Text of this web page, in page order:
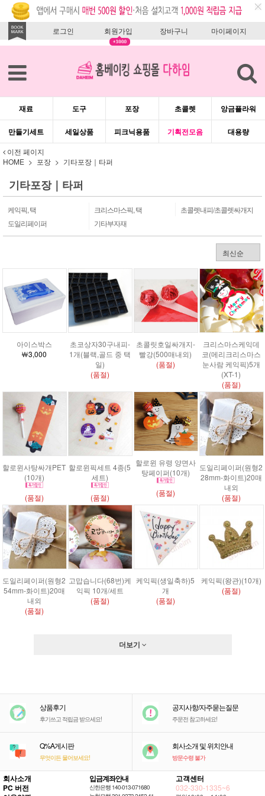
로그인 회원가입 장바구니 마이페이지
재료 도구 포장 초콜렛 앙금플라워
만들기세트 세일상품 피크닉용품 기획전모음 대용량
이전 페이지
HOME
포장 기타포장｜타퍼
기타포장｜타퍼
케익픽, 택 크리스마스픽, 택
초콜렛내피/초콜렛싸개지
도일리페이퍼
기타부자재
아이스박스
￦3,000
초코상자30구내피-
1개(블랙,골드 중 택
일)
(품절)
초콜릿호일싸개지-
빨강(500매내외)
(품절)
크리스마스케익데
코(메리크리스마스
눈사람 케익픽)5개
(XT-1)
(품절)
할로윈사탕싸개PET
(10개)
(품절)
할로윈픽세트 4종(5
세트)
(품절)
할로윈 유령 양면사
탕페이퍼(10개)
(품절)
도일리페이퍼(원형2
28mm-화이트)20매
내외
(품절)
도일리페이퍼(원형2
54mm-화이트)20매
내외
(품절)
고맙습니다(68번)케
익픽 10개/세트
(품절)
케익픽(생일축하)5
개
(품절)
케익픽(왕관)(10개)
(품절)
더보기
상품후기
후기쓰고 적립금 받으세요!
공지사항/자주묻는질문
주문전 참고하세요!
Q%A게시판
무엇이든 물어보세요!
회사소개 및 위치안내
방문수령 불가
회사소개
PC 버전
입금계좌안내
신한은행 140-013-071680
고객센터
032-330-1335~6